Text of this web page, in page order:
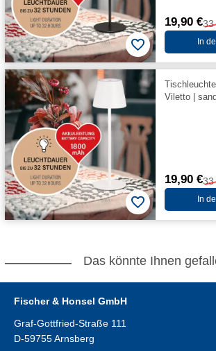
19,90 €33
In
Viletto |
19,90 €33
In
Das könnte Ihnen
Fischer & Honsel GmbH
Graf-Gottfried-Straße 111
D-59755 Arnsberg